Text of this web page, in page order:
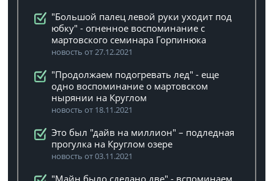
"Большой палец левой руки уходит под
юбку" - огненное воспоминание с
мартовского семинара Горпинюка
новость от 27.12.2021
"Продолжаем подогревать лед" - еще
одно воспоминание о мартовском
нырянии на Круглом
новость от 18.11.2021
Это был "дайв на миллион" – подледная
прогулка на Круглом озере
новость от 03.11.2021
"Майн было сделано две" - вспоминаем